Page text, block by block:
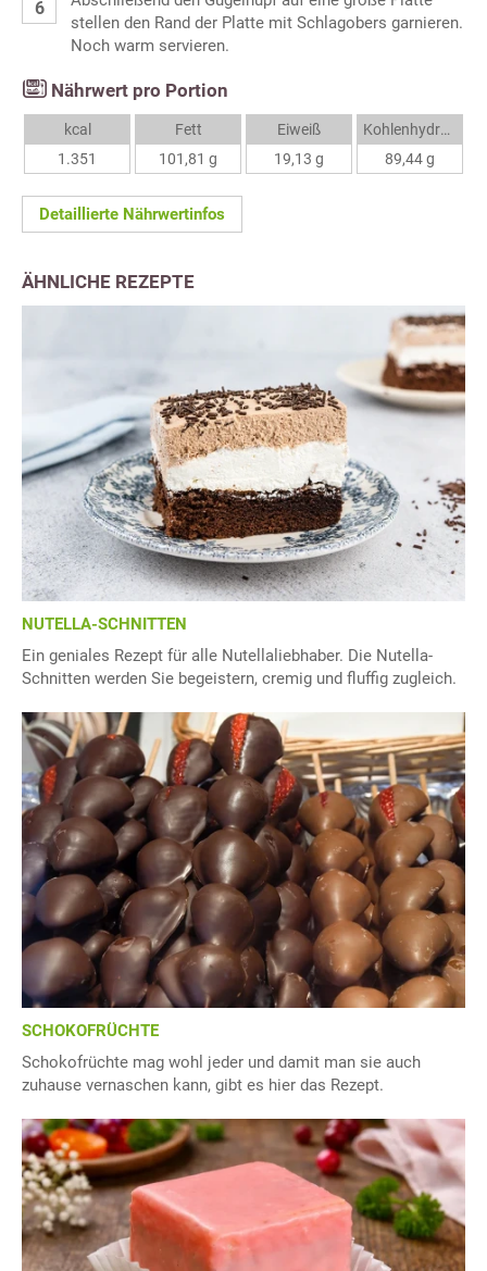
stellen den Rand der Platte mit Schlagobers garnieren.
Noch warm servieren.
Nährwert pro Portion
kcal
1.351
Fett
101,81 g
Eiweiß
19,13 g
Kohlenhydrate
89,44 g
Detaillierte Nährwertinfos
ÄHNLICHE REZEPTE
NUTELLA-SCHNITTEN
Ein geniales Rezept für alle Nutellaliebhaber. Die Nutella-
Schnitten werden Sie begeistern, cremig und fluffig zugleich.
SCHOKOFRÜCHTE
Schokofrüchte mag wohl jeder und damit man sie auch
zuhause vernaschen kann, gibt es hier das Rezept.